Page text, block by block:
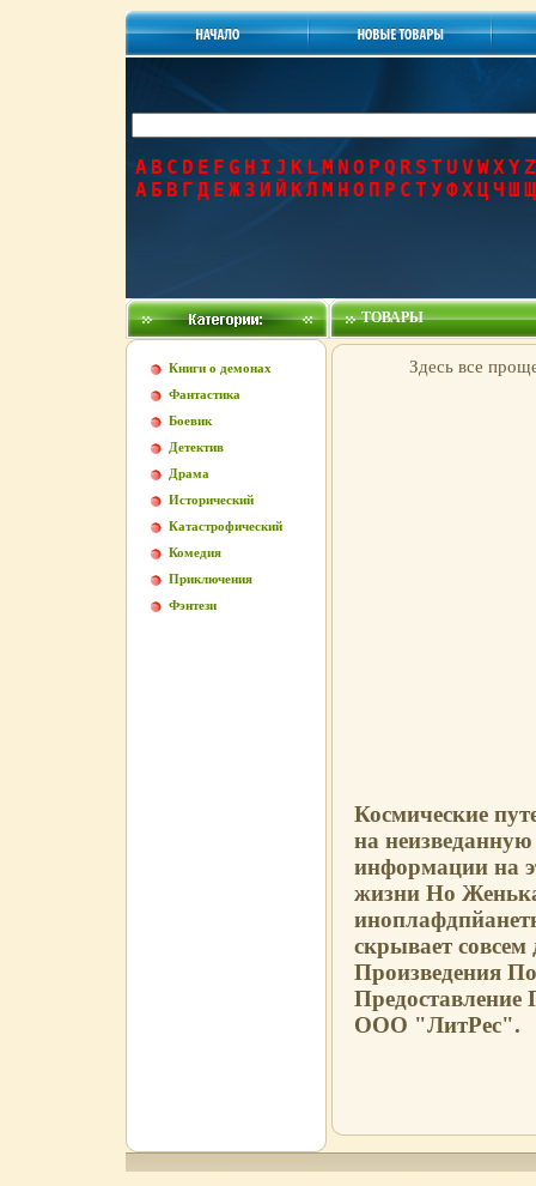
A B C D E F G H I J K L M N O P Q R S T U V WXYZ
А Б В Г Д Е Ж З И Й КЛ М Н О П Р С Т УФХЦЧ Ш Щ
Книги о демонах
Фантастика
Боевик
Детектив
Драма
Исторический
Катастрофический
Комедия
Приключения
Фэнтези
ТОВАРЫ
Здесь все
Космические
на
информации на
жизни Но
скрывает
Произведения
Предоставление
ООО "ЛитРес".